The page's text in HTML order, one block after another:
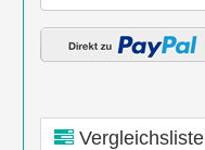
Vergleichsliste